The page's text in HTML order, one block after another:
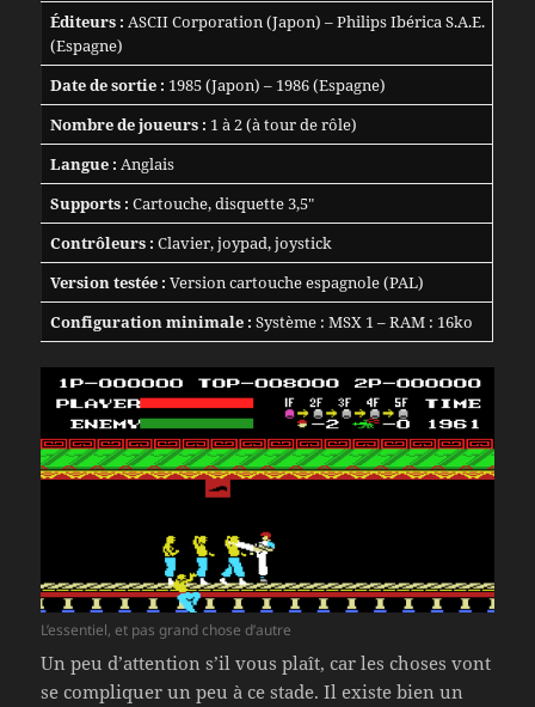
Éditeurs : ASCII Corporation (Japon) – Philips Ibérica S.A.E.
(Espagne)
Date de sortie : 1985 (Japon) – 1986 (Espagne)
Nombre de joueurs : 1 à 2 (à tour de rôle)
Langue : Anglais
Supports : Cartouche, disquette 3,5″
Contrôleurs : Clavier, joypad, joystick
Version testée : Version cartouche espagnole (PAL)
Configuration minimale : Système : MSX 1 – RAM : 16ko
L’essentiel, et pas grand chose d’autre
Un peu d’attention s’il vous plaît, car les choses vont
se compliquer un peu à ce stade. Il existe bien un